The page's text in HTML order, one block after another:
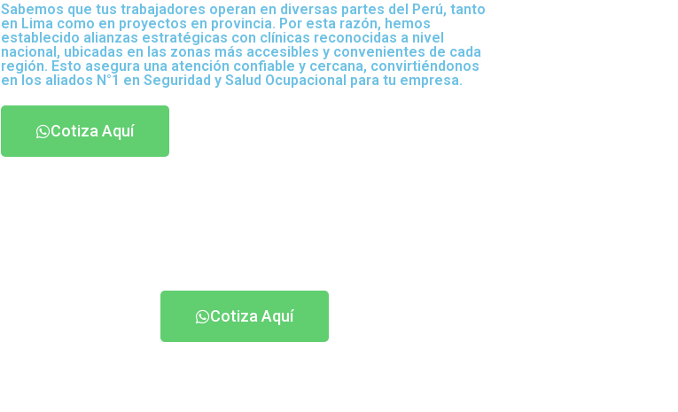
Sabemos que tus trabajadores operan en diversas partes del Perú, tanto
en Lima como en proyectos en provincia. Por esta razón, hemos
establecido alianzas estratégicas con clínicas reconocidas a nivel
nacional, ubicadas en las zonas más accesibles y convenientes de cada
región. Esto asegura una atención confiable y cercana, convirtiéndonos
en los aliados N°1 en Seguridad y Salud Ocupacional para tu empresa.
Cotiza Aquí
Cotiza Aquí